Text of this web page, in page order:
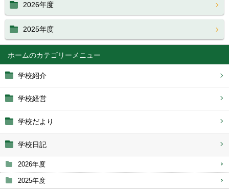
ホーム
学校紹介
学校経営
学校だより
学校日記
2026年度
2025年度
2026年度
2025年度